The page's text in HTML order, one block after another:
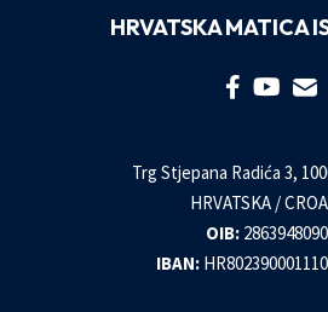
HRVATSKA MATICA
Trg Stjepana Radića 3,
HRVATSKA /
OIB:
IBAN: